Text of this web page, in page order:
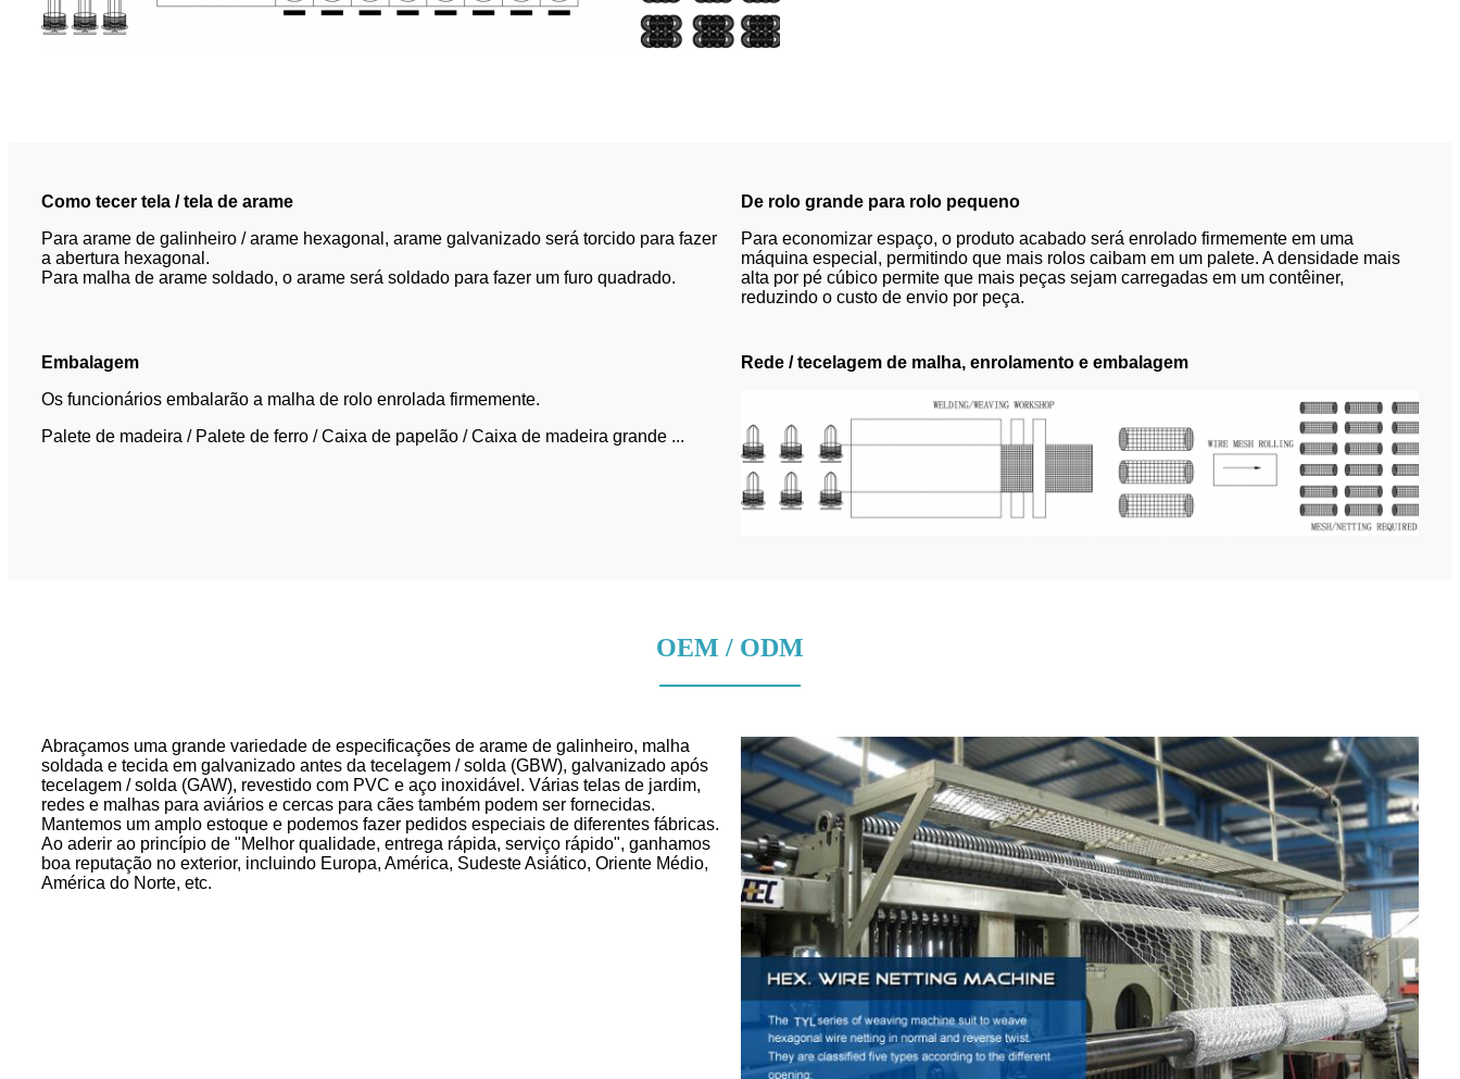
Como tecer tela / tela de arame
Para arame de galinheiro / arame hexagonal, arame galvanizado será torcido para fazer
a abertura hexagonal.
Para malha de arame soldado, o arame será soldado para fazer um furo quadrado.
De rolo grande para rolo pequeno
Para economizar espaço, o produto acabado será enrolado firmemente em uma
máquina especial, permitindo que mais rolos caibam em um palete. A densidade mais
alta por pé cúbico permite que mais peças sejam carregadas em um contêiner,
reduzindo o custo de envio por peça.
Embalagem
Os funcionários embalarão a malha de rolo enrolada firmemente.
Palete de madeira / Palete de ferro / Caixa de papelão / Caixa de madeira grande ...
Rede / tecelagem de malha, enrolamento e embalagem
OEM / ODM
Abraçamos uma grande variedade de especificações de arame de galinheiro, malha
soldada e tecida em galvanizado antes da tecelagem / solda (GBW), galvanizado após
tecelagem / solda (GAW), revestido com PVC e aço inoxidável. Várias telas de jardim,
redes e malhas para aviários e cercas para cães também podem ser fornecidas.
Mantemos um amplo estoque e podemos fazer pedidos especiais de diferentes fábricas.
Ao aderir ao princípio de "Melhor qualidade, entrega rápida, serviço rápido", ganhamos
boa reputação no exterior, incluindo Europa, América, Sudeste Asiático, Oriente Médio,
América do Norte, etc.